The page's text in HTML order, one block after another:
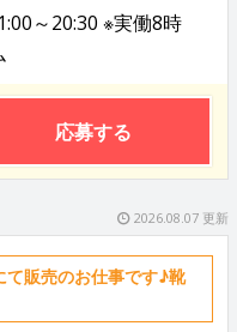
～20:30 ※実働8時
応募する
2026.08.07 更新
て販売のお仕事です♪靴